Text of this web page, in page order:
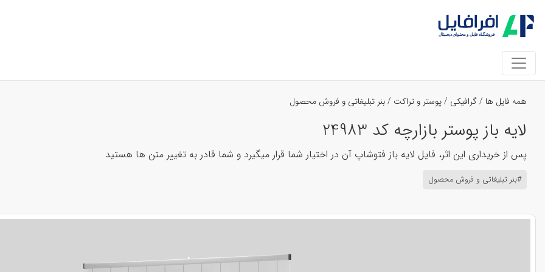
همه فایل ها /گرافیکی /پوستر و تراکت /بنر تبلیغاتی و فروش محصول
لایه باز پوستر بازارچه کد 24983
پس از خریداری این اثر، فایل لایه باز فتوشاپ آن در اختیار شما قرار میگیرد و شما قادر به تغییر متن ها هستید
#بنر تبلیغاتی و فروش محصول